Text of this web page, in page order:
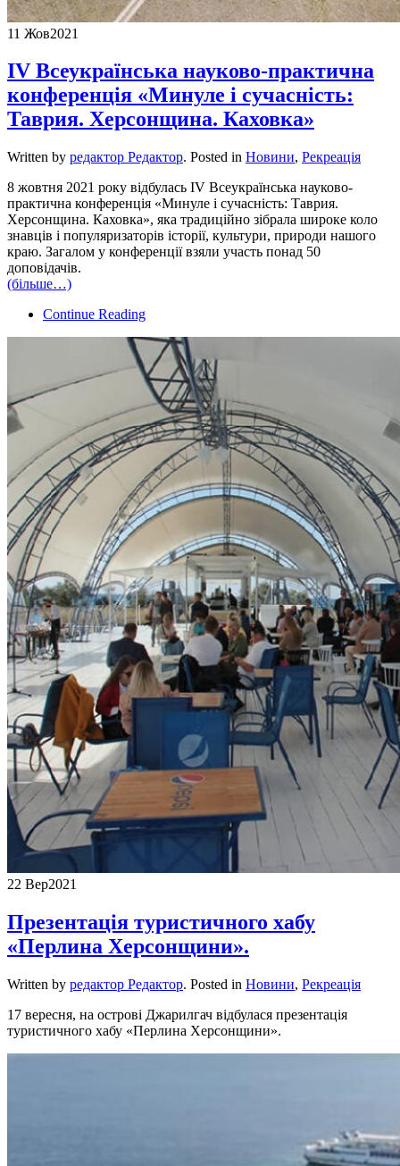
11 Жов2021
IV Всеукраїнська науково-практична
конференція «Минуле і сучасність:
Таврия. Херсонщина. Каховка»
Written by редактор Редактор. Posted in Новини, Рекреація
8 жовтня 2021 року відбулась IV Всеукраїнська науково-
практична конференція «Минуле і сучасність: Таврия.
Херсонщина. Каховка», яка традиційно зібрала широке коло
знавців і популяризаторів історії, культури, природи нашого
краю. Загалом у конференції взяли участь понад 50
доповідачів.
(більше…)
Continue Reading
22 Вер2021
Презентація туристичного хабу
«Перлина Херсонщини».
Written by редактор Редактор. Posted in Новини, Рекреація
17 вересня, на острові Джарилгач відбулася презентація
туристичного хабу «Перлина Херсонщини».